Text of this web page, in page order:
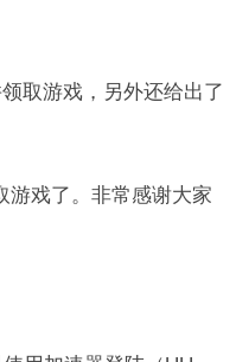
取游戏，另外还给出了
游戏了。非常感谢大家